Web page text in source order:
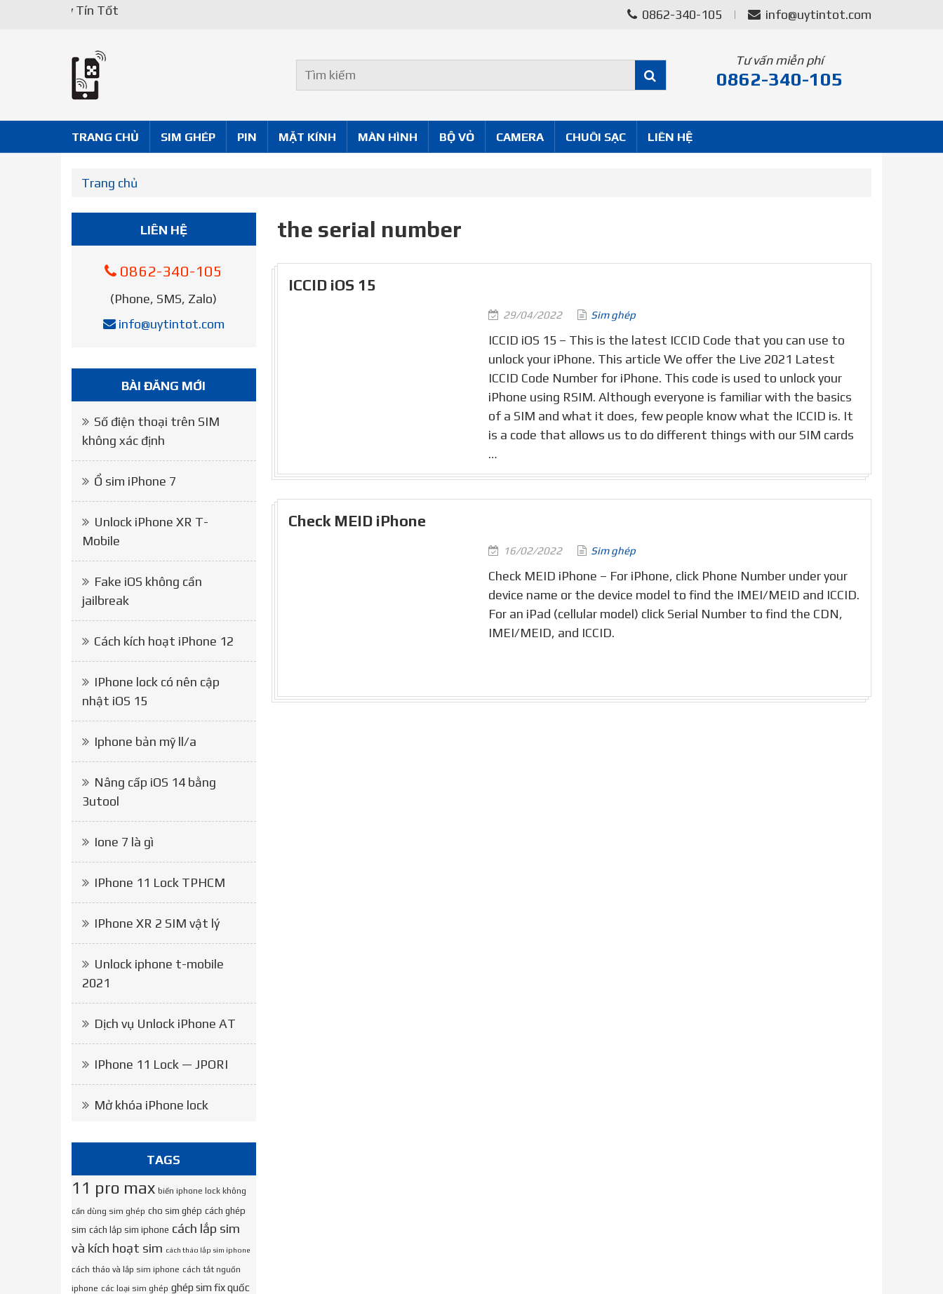
Uy Tín Tốt 0862-340-105 info@uytintot.com
Tư vấn miễn phí
0862-340-105
TRANG CHỦ SIM GHÉP PIN MẶT KÍNH MÀN HÌNH BỘ VỎ CAMERA CHUÔI SẠC LIÊN HỆ
Trang chủ
the serial number
ICCID iOS 15
29/04/2022 Sim ghép
ICCID iOS 15 – This is the latest ICCID Code that you can use to
unlock your iPhone. This article We offer the Live 2021 Latest
ICCID Code Number for iPhone. This code is used to unlock your
iPhone using RSIM. Although everyone is familiar with the basics
of a SIM and what it does, few people know what the ICCID is. It
is a code that allows us to do different things with our SIM cards
…
Check MEID iPhone
16/02/2022 Sim ghép
Check MEID iPhone – For iPhone, click Phone Number under your
device name or the device model to find the IMEI/MEID and ICCID.
For an iPad (cellular model) click Serial Number to find the CDN,
IMEI/MEID, and ICCID.
LIÊN HỆ
0862-340-105
(Phone, SMS, Zalo)
info@uytintot.com
BÀI ĐĂNG MỚI
Số điện thoại trên SIM
không xác định
Ổ sim iPhone 7
Unlock iPhone XR T-
Mobile
Fake iOS không cần
jailbreak
Cách kích hoạt iPhone 12
IPhone lock có nên cập
nhật iOS 15
Iphone bản mỹ ll/a
Nâng cấp iOS 14 bằng
3utool
Ione 7 là gì
IPhone 11 Lock TPHCM
IPhone XR 2 SIM vật lý
Unlock iphone t-mobile
2021
Dịch vụ Unlock iPhone AT
IPhone 11 Lock — JPORI
Mở khóa iPhone lock
TAGS
11 pro max biến iphone lock không
cần dùng sim ghép cho sim ghép cách ghép
sim cách lắp sim iphone cách lắp sim
và kích hoạt sim cách tháo lắp sim iphone
cách tháo và lắp sim iphone cách tắt nguồn
iphone các loại sim ghép ghép sim fix quốc